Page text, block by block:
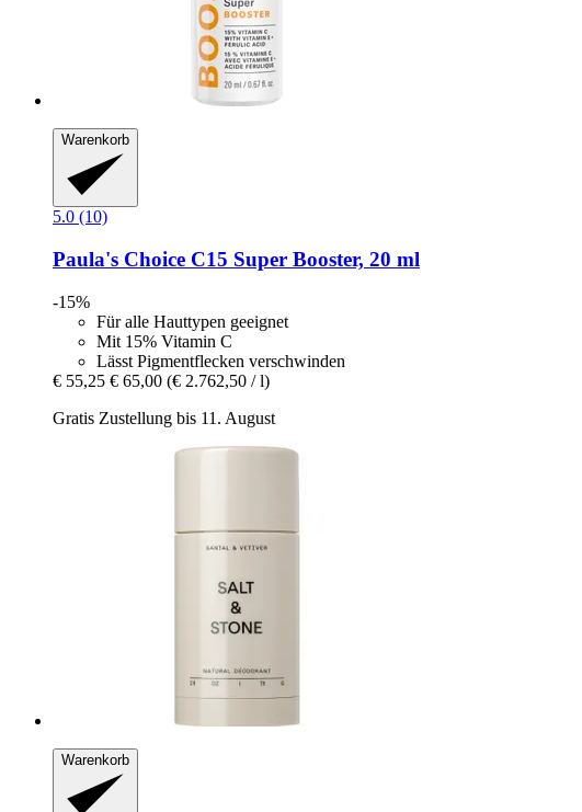
Warenkorb
5.0 (10)
Paula's Choice C15 Super Booster, 20 ml
-15%
Für alle Hauttypen geeignet
Mit 15% Vitamin C
Lässt Pigmentflecken verschwinden
€ 55,25 € 65,00 (€ 2.762,50 / l)
Gratis Zustellung bis 11. August
Warenkorb